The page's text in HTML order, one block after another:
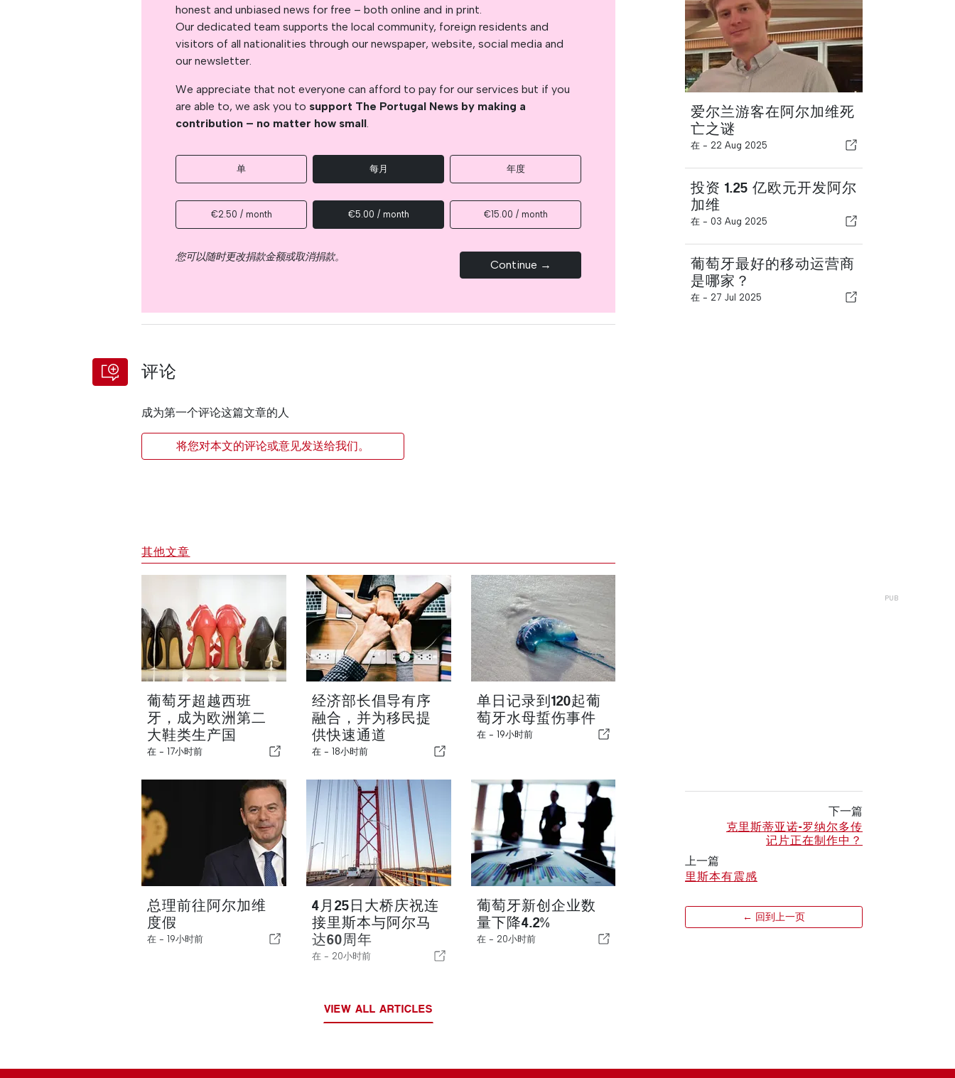
honest and unbiased news for free – both online and in print.
Our dedicated team supports the local community, foreign residents and
visitors of all nationalities through our newspaper, website, social media and
our newsletter.
We appreciate that not everyone can afford to pay for our services but if you
are able to, we ask you to support The Portugal News by making a
contribution – no matter how small.
单 每月 年度
€2.50 / month €5.00 / month €15.00 / month
您可以随时更改捐款金额或取消捐款。
Continue →
评论
成为第一个评论这篇文章的人
将您对本文的评论或意见发送给我们。
爱尔兰游客在阿尔加维死
亡之谜
在 - 22 Aug 2025
投资 1.25 亿欧元开发阿尔
加维
在 - 03 Aug 2025
葡萄牙最好的移动运营商
是哪家？
在 - 27 Jul 2025
其他文章
葡萄牙超越西班
牙，成为欧洲第二
大鞋类生产国
在 -17小时前
经济部长倡导有序
融合，并为移民提
供快速通道
在 -18小时前
单日记录到120起葡
萄牙水母蜇伤事件
在 - 19小时前
总理前往阿尔加维
度假
在 -19小时前
4月25日大桥庆祝连
接里斯本与阿尔马
达60周年
在 - 20小时前
葡萄牙新创企业数
量下降4.2%
在 - 20小时前
VIEW ALL ARTICLES
下一篇
克里斯蒂亚诺-罗纳尔多传
记片正在制作中？
上一篇
里斯本有震感
← 回到上一页